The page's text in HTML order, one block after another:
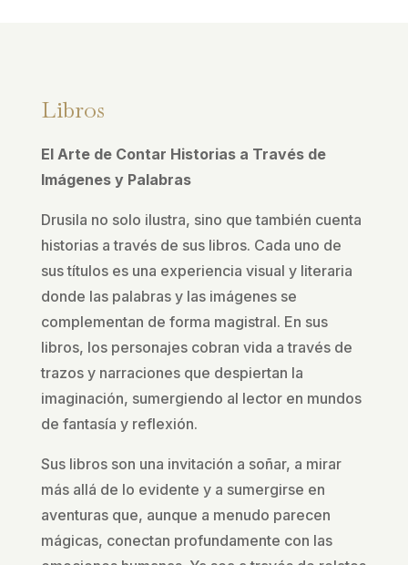
Libros
El Arte de Contar Historias a Través de
Imágenes y Palabras
Drusila no solo ilustra, sino que también cuenta
historias a través de sus libros. Cada uno de
sus títulos es una experiencia visual y literaria
donde las palabras y las imágenes se
complementan de forma magistral. En sus
libros, los personajes cobran vida a través de
trazos y narraciones que despiertan la
imaginación, sumergiendo al lector en mundos
de fantasía y reflexión.
Sus libros son una invitación a soñar, a mirar
más allá de lo evidente y a sumergirse en
aventuras que, aunque a menudo parecen
mágicas, conectan profundamente con las